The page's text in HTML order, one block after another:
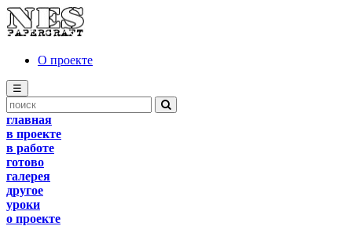
О проекте
☰
главная
в проекте
в работе
готово
галерея
другое
уроки
о проекте